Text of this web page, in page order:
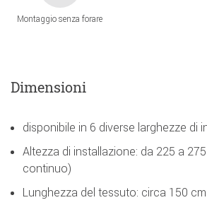
Montaggio senza forare
Dimensioni
disponibile in 6 diverse larghezze di
Altezza di installazione: da 225 a
continuo)
Lunghezza del tessuto: circa 150 cm